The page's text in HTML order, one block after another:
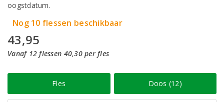
oogstdatum.
Nog 10 flessen beschikbaar
43,95
Vanaf 12 flessen 40,30 per fles
Fles Doos (12)